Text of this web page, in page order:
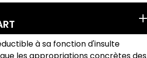
à sa fonction d'insulte